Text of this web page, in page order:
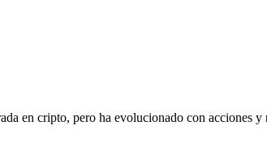
en cripto, pero ha evolucionado con acciones